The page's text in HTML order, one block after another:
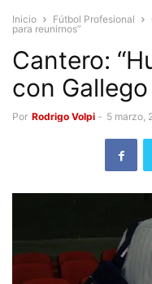
Inicio Fútbol Profesional
para reunirnos”
Cantero:
con
Por Rodrigo Volpi - 5 marzo,